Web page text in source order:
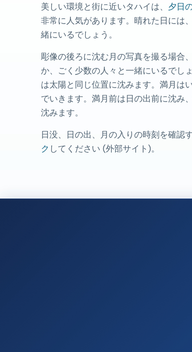
美しい環境と街に近いタハイは、 夕日
非常に人気があります。晴れた日には
緒にいるでしょう。
彫像の後ろに沈む月の写真を撮る場合
か、ごく少数の人々と一緒にいるでし
は太陽と同じ位置に沈みます。満月は
でいきます。満月前は日の出前に沈み
沈みます。
日没、日の出、月の入りの時刻を確認す
ク してください (外部サイト)。